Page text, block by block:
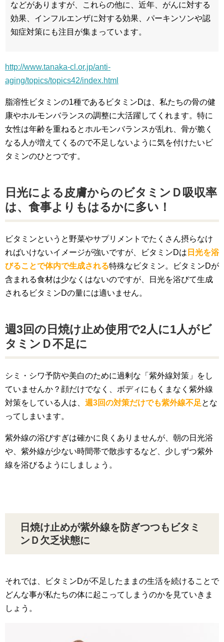
などがありますが、これらの他に、近年、がんに対する
効果、インフルエンザに対する効果、パーキンソンや認
知症対策にも注目が集まっています。
http://www.tanaka-cl.or.jp/anti-
aging/topics/topics42/index.html
脂溶性ビタミンの1種であるビタミンDは、私たちの骨の健
康やホルモンバランスの調整に大活躍してくれます。特に
女性は年齢を重ねるとホルモンバランスが乱れ、骨が脆く
なる人が増えてくるので不足しないように気を付けたいビ
タミンのひとつです。
日光による皮膚からのビタミンＤ吸収率
は、食事よりもはるかに多い！
ビタミンというと野菜やサプリメントでたくさん摂らなけ
ればいけないイメージが強いですが、ビタミンDは 日光を浴
びることで体内で生成される特殊なビタミン。ビタミンDが
含まれる食材は少なくはないのですが、日光を浴びて生成
されるビタミンDの量には適いません。
週3回の日焼け止め使用で2人に1人がビ
タミンＤ不足に
シミ・シワ予防や美白のために過剰な「紫外線対策」をし
ていませんか？顔だけでなく、ボディにもくまなく紫外線
対策をしている人は、 週3回の対策だけでも紫外線不足とな
ってしまいます。
紫外線の浴びすぎは確かに良くありませんが、朝の日光浴
や、紫外線が少ない時間帯で散歩するなど、少しずつ紫外
線を浴びるようにしましょう。
日焼け止めが紫外線を防ぎつつもビタミ
ンＤ欠乏状態に
それでは、ビタミンDが不足したままの生活を続けることで
どんな事が私たちの体に起こってしまうのかを見ていきま
しょう。